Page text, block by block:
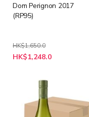
Dom Perignon 2017
(RP95)
HK$1,650.0
特
殊
HK$1,248.0